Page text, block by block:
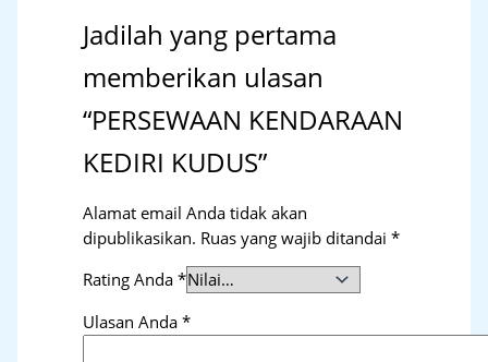
Jadilah yang pertama
memberikan ulasan
“PERSEWAAN KENDARAAN
KEDIRI KUDUS”
Alamat email Anda tidak akan
dipublikasikan. Ruas yang wajib ditandai*
Rating Anda*
Ulasan Anda*